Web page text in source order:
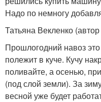
Надо по немногу
Татьяна Векленко
Прошлогодний навоз
полежит в куче. Кучу
поливайте, а осенью,
(под слой земли). За
весной уже будет